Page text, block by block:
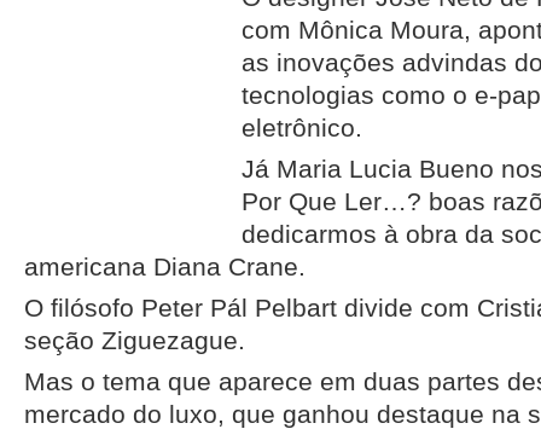
com Mônica Moura,
as inovações advindas
tecnologias como o e-
eletrônico.
Já Maria Lucia Bueno
Por Que Ler…? boas
dedicarmos à obra da
americana Diana Crane.
O filósofo Peter Pál Pelbart divide com
seção Ziguezague.
Mas o tema que aparece em duas partes
mercado do luxo, que ganhou destaque na